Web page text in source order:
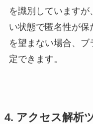
を識別しています
い状態で匿名性が保
を望まない場合、
定できます。
4. アクセス解析